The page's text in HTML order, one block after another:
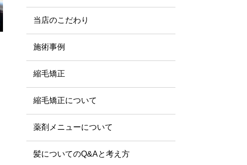
当店のこだわり
施術事例
縮毛矯正
縮毛矯正について
薬剤メニューについて
髪についてのQ&Aと考え方